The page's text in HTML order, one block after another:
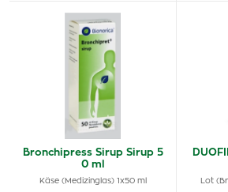
Bronchipress Sirup Sirup 5
0 ml
Käse (Medizinglas) 1x50 ml Lot